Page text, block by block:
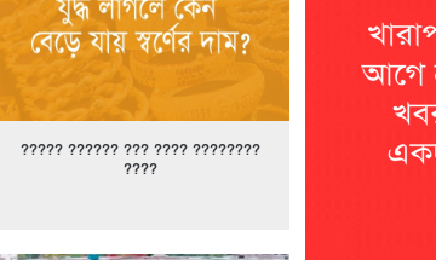
????? ?????? ??? ???? ????????
????